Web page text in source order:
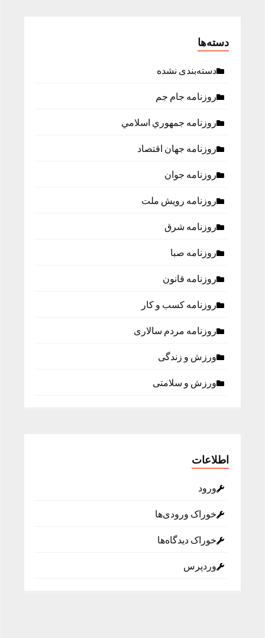
دسته‌ها
دسته‌بندی نشده
روزنامه جام جم
روزنامه جمهوري اسلامي
روزنامه جهان اقتصاد
روزنامه جوان
روزنامه رویش ملت
روزنامه شرق
روزنامه صبا
روزنامه قانون
روزنامه كسب و كار
روزنامه مردم سالاری
ورزش و زندگی
ورزش و سلامتی
اطلاعات
ورود
خوراک ورودی‌ها
خوراک دیدگاه‌ها
وردپرس